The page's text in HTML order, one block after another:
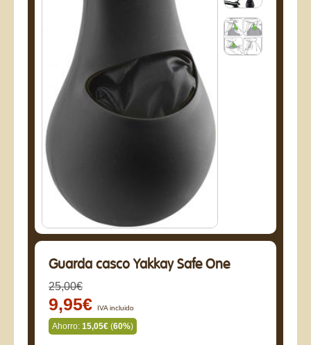
Guarda casco Yakkay Safe One
25,00€
9,95€ IVA incluido
Ahorro: 15,05€ (60%)